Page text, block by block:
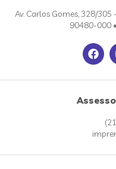
Av. Carlos Gomes, 328/305
90480-000